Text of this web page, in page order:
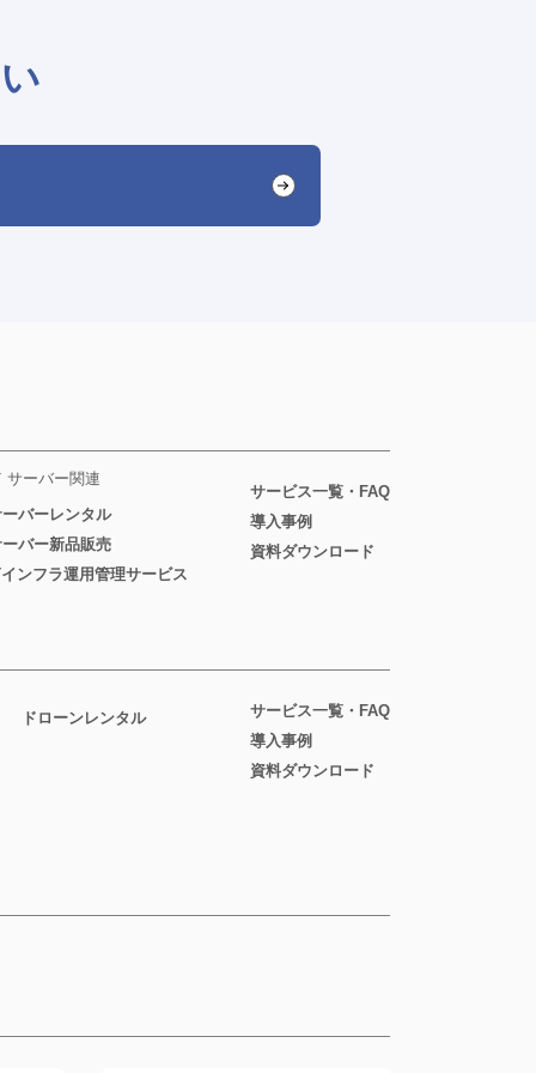
サーバー関連
バーレンタル
バー新品販売
ンフラ運用管理サービス
サービス一覧・FAQ
導入事例
資料ダウンロード
ドローンレンタル
サービス一覧・FAQ
導入事例
資料ダウンロード